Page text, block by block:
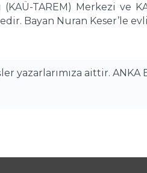
(KAÜ-TAREM) Merkezi ve
Bayan Nuran Keser’le
yazarlarımıza aittir.